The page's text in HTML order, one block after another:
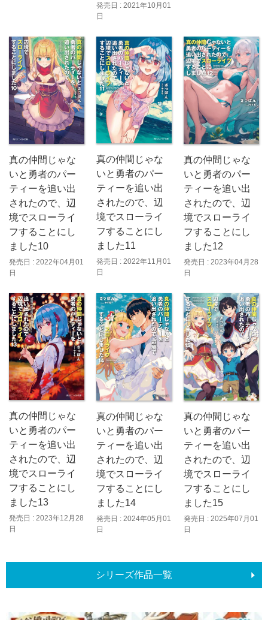
発売日 : 2021年10月01
日
真の仲間じゃな
いと勇者のパー
ティーを追い出
されたので、辺
境でスローライ
フすることにし
ました10
発売日 : 2022年04月01
日
真の仲間じゃな
いと勇者のパー
ティーを追い出
されたので、辺
境でスローライ
フすることにし
ました11
発売日 : 2022年11月01
日
真の仲間じゃな
いと勇者のパー
ティーを追い出
されたので、辺
境でスローライ
フすることにし
ました12
発売日 : 2023年04月28
日
真の仲間じゃな
いと勇者のパー
ティーを追い出
されたので、辺
境でスローライ
フすることにし
ました13
発売日 : 2023年12月28
日
真の仲間じゃな
いと勇者のパー
ティーを追い出
されたので、辺
境でスローライ
フすることにし
ました14
発売日 : 2024年05月01
日
真の仲間じゃな
いと勇者のパー
ティーを追い出
されたので、辺
境でスローライ
フすることにし
ました15
発売日 : 2025年07月01
日
シリーズ作品一覧